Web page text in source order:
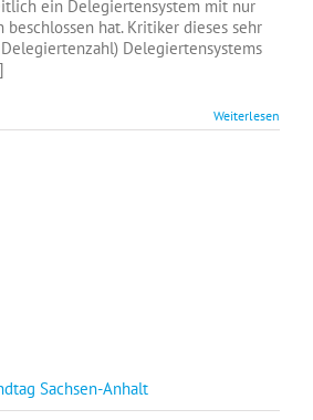
ein Delegiertensystem mit nur
hat. Kritiker dieses sehr
Delegiertensystems
Weiterlesen
Sachsen-Anhalt